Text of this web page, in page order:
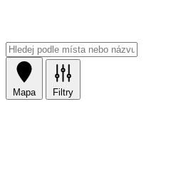
Mapa Filtry